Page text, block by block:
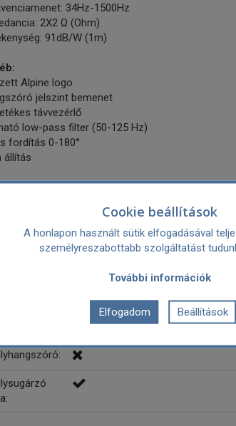
34Hz-1500Hz
2X2 Ω (Ohm)
91dB/W (1m)
Alpine logo
jelszint bemenet
távvezérlő
low-pass filter (50-125 Hz)
fordítás 0-180°
állítás
Alpine
Postai cím: 20-1 Yoshima-
Weboldal: https://
Felelős személy az Unióban:
Germany
Cookie beállítások
A honlapon használt sütik elfogadásával
személyreszabottabb szolgáltatást
További információk
Elfogadom Beállítások